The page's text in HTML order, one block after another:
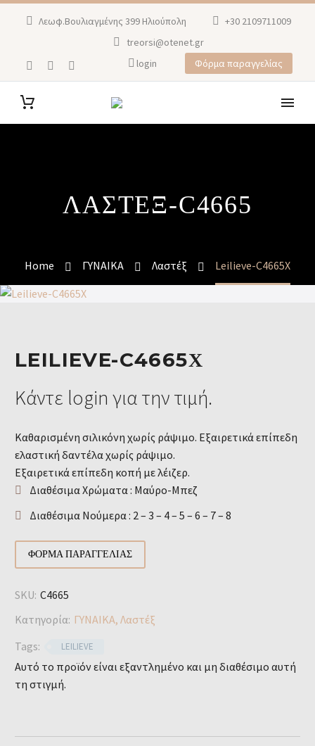
Λεωφ.Βουλιαγμένης 399 Ηλιούπολη
+30 2109711009
treorsi@otenet.gr
login
Φόρμα παραγγελίας
ΛΑΣΤΕΞ-C4665
Home ΓΥΝΑΙΚΑ Λαστέξ Leilieve-C4665Χ
LEILIEVE-C4665Χ
Κάντε login για την τιμή.
Καθαρισμένη σιλικόνη χωρίς ράψιμο. Εξαιρετικά επίπεδη
ελαστική δαντέλα χωρίς ράψιμο.
Εξαιρετικά επίπεδη κοπή με λέιζερ.
Διαθέσιμα Χρώματα : Μαύρο-Μπεζ
Διαθέσιμα Νούμερα : 2 – 3 – 4 – 5 – 6 – 7 – 8
ΦΌΡΜΑ ΠΑΡΑΓΓΕΛΊΑΣ
SKU: C4665
Κατηγορία: ΓΥΝΑΙΚΑ, Λαστέξ
Tags:
LEILIEVE
Αυτό το προϊόν είναι εξαντλημένο και μη διαθέσιμο αυτή
τη στιγμή.